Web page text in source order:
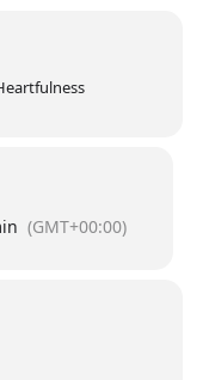
(GMT+00:00)